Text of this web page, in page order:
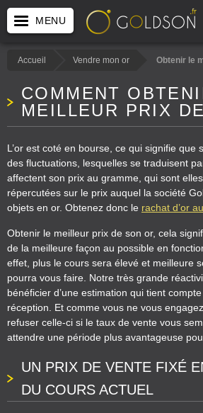
MENU
Accueil Vendre mon or Obtenir le
COMMENT
MEILLEUR PRIX
L’or est coté en bourse, ce qui signifie que
des fluctuations, lesquelles se traduisent
affectent son prix au gramme, qui sont
répercutées sur le prix auquel la société
objets en or. Obtenez donc le rachat d’or
Obtenir le meilleur prix de son or, cela
de la meilleure façon au possible en
effet, plus le cours sera élevé et meilleure
pourra vous faire. Notre très grande
bénéficier d’une estimation qui tient
réception. Et comme vous ne vous
refuser celle-ci si le taux de vente vous
attendre une période plus avantageuse
UN PRIX DE VENTE FIXÉ
DU COURS ACTUEL
Panneau de gestion des cookies